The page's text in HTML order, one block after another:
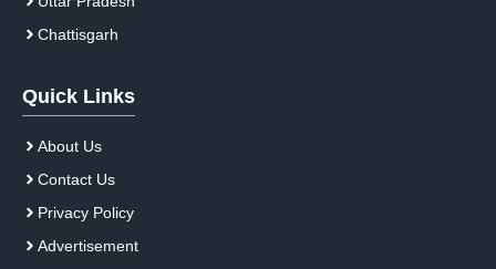
Chattisgarh
Quick Links
About Us
Contact Us
Privacy Policy
Advertisement